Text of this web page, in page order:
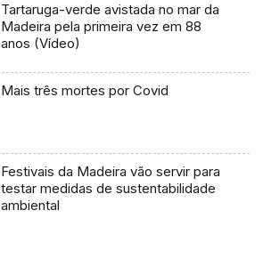
Tartaruga-verde avistada no mar da
Madeira pela primeira vez em 88
anos (Vídeo)
Mais três mortes por Covid
Festivais da Madeira vão servir para
testar medidas de sustentabilidade
ambiental